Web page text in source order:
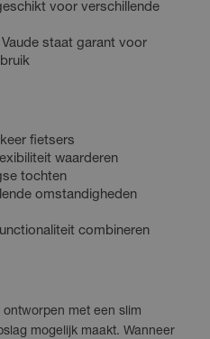
voor verschillende
staat garant voor
fietsers
waarderen
tochten
omstandigheden
combineren
ontworpen met een slim
mogelijk maakt. Wanneer